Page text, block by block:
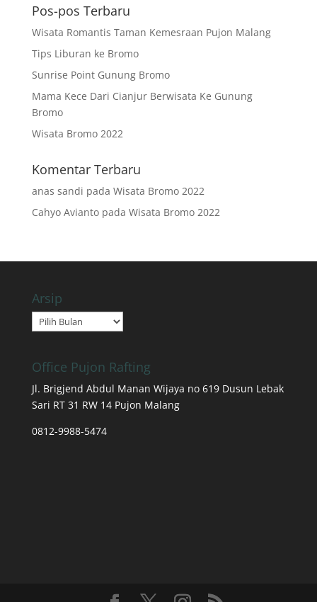
Pos-pos Terbaru
Wisata Romantis Taman Kemesraan Pujon Malang
Tips Liburan ke Bromo
Sunrise Point Gunung Bromo
Mama Kece Dari Cianjur Berwisata Ke Gunung
Bromo
Wisata Bromo 2022
Komentar Terbaru
anas sandi pada Wisata Bromo 2022
Cahyo Aviantopada Wisata Bromo 2022
Arsip
Arsip
Office Pujon Rafting
Jl. Brigjend Abdul Manan Wijaya no 619 Dusun Lebak
Sari RT 31 RW 14 Pujon Malang
0812-9988-5474